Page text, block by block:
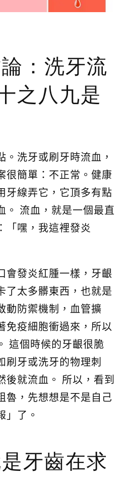
：洗牙流
之八九是
洗牙或刷牙時流血，
很簡單：不正常。健康
牙線弄它，它頂多有點
。 流血，就是一個最直
「嘿，我這裡發炎
會發炎紅腫一樣，牙齦
了太多髒東西，也就是
動防禦機制，血管擴
免疫細胞衝過來，所以
這個時候的牙齦很脆
刷牙或洗牙的物理刺
後就流血。 所以，看到
魯，先想想是不是自己
」了。
牙齒在求